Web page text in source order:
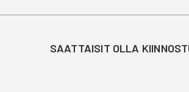
SAATTAISIT OLLA